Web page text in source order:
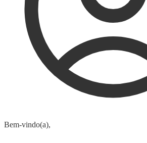
Bem-vindo(a),